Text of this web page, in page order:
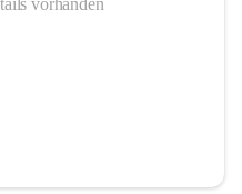
vorhanden